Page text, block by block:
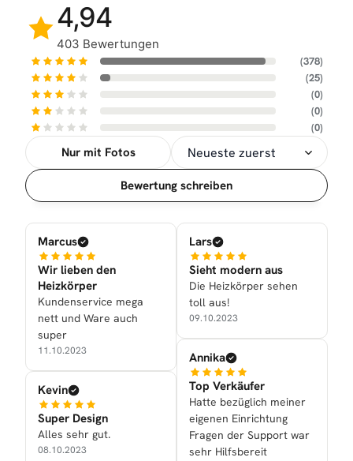
4,94
403 Bewertungen
(378)
(25)
(0)
(0)
(0)
Nur mit Fotos
Sortierung
Bewertung schreiben
Marcus
Wir lieben den
Heizkörper
Kundenservice mega
nett und Ware auch
super
11.10.2023
Kevin
Super Design
Alles sehr gut.
08.10.2023
Lars
Sieht modern aus
Die Heizkörper sehen
toll aus!
09.10.2023
Annika
Top Verkäufer
Hatte bezüglich meiner
eigenen Einrichtung
Fragen der Support war
sehr Hilfsbereit